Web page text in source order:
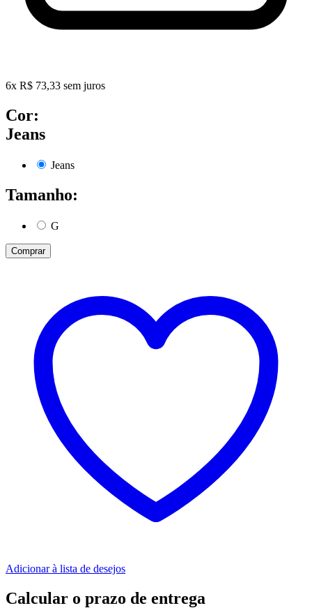
6x R$ 73,33 sem juros
Cor:
Jeans
Jeans
Tamanho:
G
Comprar
Adicionar à lista de desejos
Calcular o prazo de entrega